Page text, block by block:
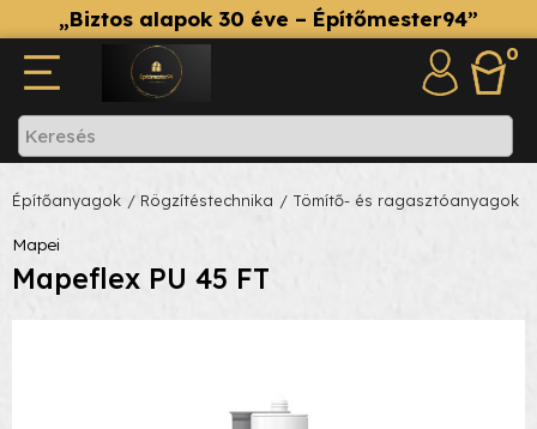
„Biztos alapok 30 éve – Építőmester94”
0
Építőanyagok / Rögzítéstechnika / Tömítő- és ragasztóanyagok
Mapei
Mapeflex PU 45 FT